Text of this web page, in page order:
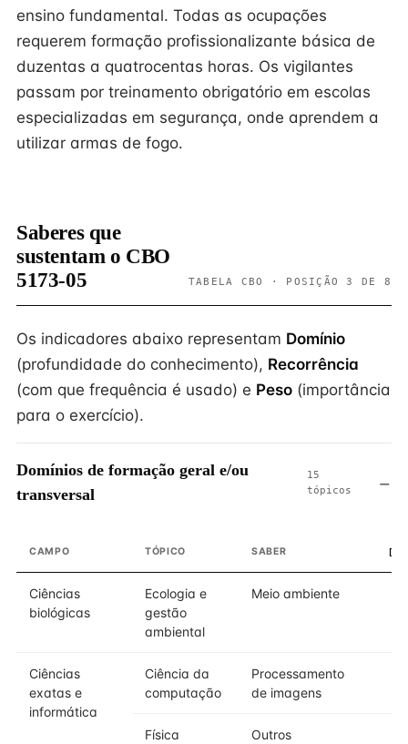
ensino fundamental. Todas as ocupações
requerem formação profissionalizante básica de
duzentas a quatrocentas horas. Os vigilantes
passam por treinamento obrigatório em escolas
especializadas em segurança, onde aprendem a
utilizar armas de fogo.
Saberes que
sustentam o CBO
5173-05
TABELA CBO · POSIÇÃO 3 DE 8
Os indicadores abaixo representam Domínio
(profundidade do conhecimento), Recorrência
(com que frequência é usado) e Peso (importância
para o exercício).
Domínios de formação geral e/ou
transversal
15
tópicos
CAMPO TÓPICO SABER
Ciências
biológicas
Ecologia e
gestão
ambiental
Meio ambiente
Ciências
exatas e
informática
Ciência da
computação
Processamento
de imagens
Física
Outros